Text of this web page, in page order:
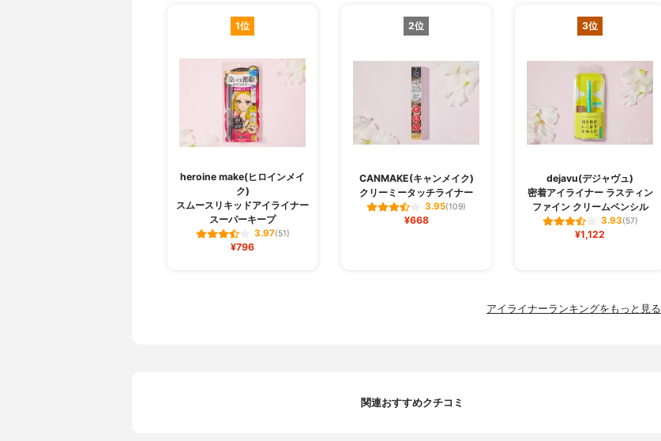
1位
heroine make(ヒロインメイ
ク)
スムースリキッドアイライナー
スーパーキープ
3.97(51)
¥796
2位
CANMAKE(キャンメイク)
クリーミータッチライナー
3.95(109)
¥668
3位
dejavu(デジャヴュ)
密着アイライナー ラスティン
ファイン クリームペンシル
3.93(57)
¥1,122
アイライナーランキングをもっと見る
関連おすすめクチコミ